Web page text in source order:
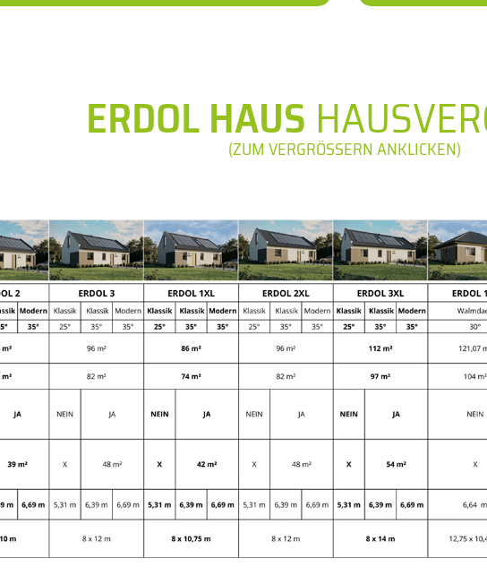
ERDOL HAUS(ZUM VERGRÖSSERN ANKLICKEN)